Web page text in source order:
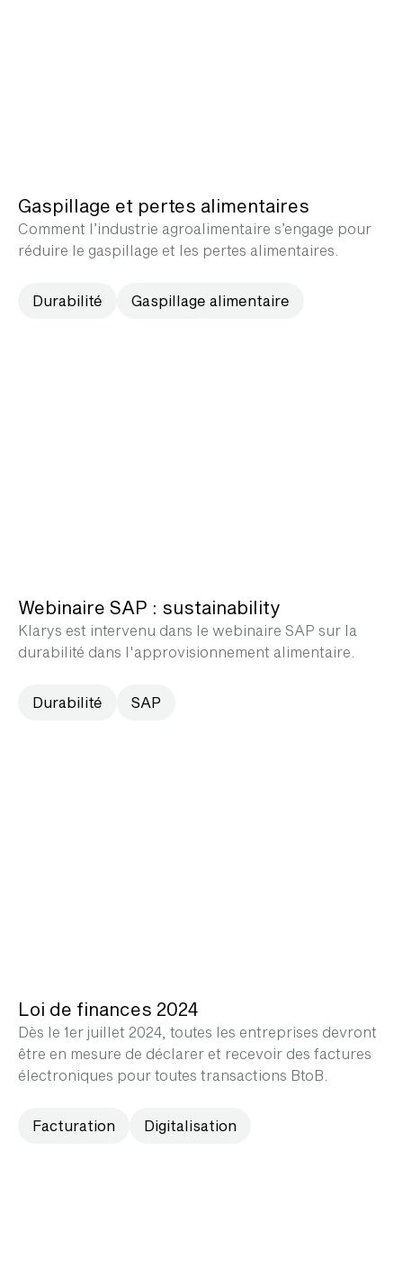
Gaspillage et pertes alimentaires
Comment l’industrie agroalimentaire s’engage pour
réduire le gaspillage et les pertes alimentaires.
Durabilité Gaspillage alimentaire
Webinaire SAP : sustainability
Klarys est intervenu dans le webinaire SAP sur la
durabilité dans l'approvisionnement alimentaire.
Durabilité SAP
Loi de finances 2024
Dès le 1er juillet 2024, toutes les entreprises devront
être en mesure de déclarer et recevoir des factures
électroniques pour toutes transactions BtoB.
Facturation Digitalisation